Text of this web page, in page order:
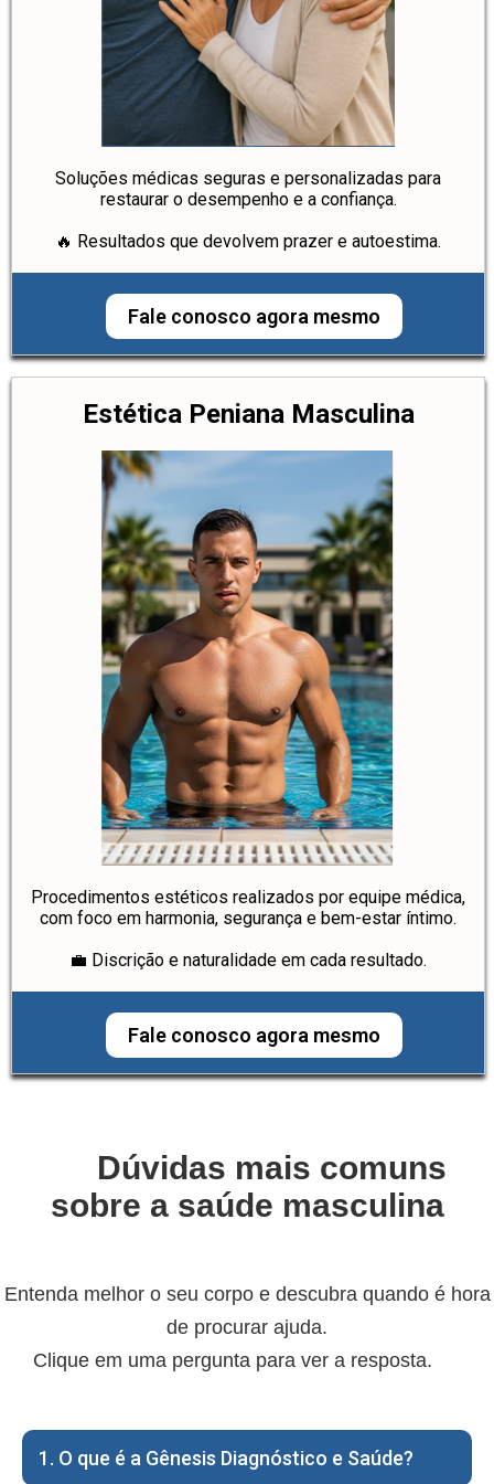
Soluções médicas seguras e personalizadas para
restaurar o desempenho e a confiança.
🔥 Resultados que devolvem prazer e autoestima.
Fale conosco agora mesmo
Estética Peniana Masculina
Procedimentos estéticos realizados por equipe médica,
com foco em harmonia, segurança e bem-estar íntimo.
💼 Discrição e naturalidade em cada resultado.
Fale conosco agora mesmo
💪 Dúvidas mais comuns
sobre a saúde masculina
Entenda melhor o seu corpo e descubra quando é hora
de procurar ajuda.
Clique em uma pergunta para ver a resposta. 👇
1. O que é a Gênesis Diagnóstico e Saúde?